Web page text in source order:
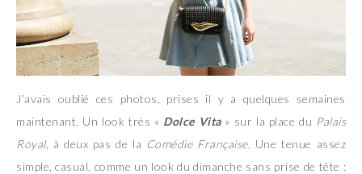
J’avais oublié ces photos, prises il y a quelques semaines
maintenant. Un look très « Dolce Vita» sur la place du Palais
Royal, à deux pas de la Comédie Française. Une tenue assez
simple, casual, comme un look du dimanche sans prise de tête :